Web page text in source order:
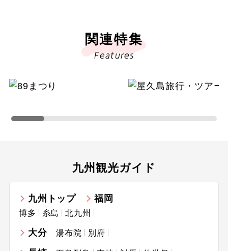
関連特集
Features
九州観光ガイド
九州トップ 福岡
博多 糸島 北九州
大分 湯布院 別府